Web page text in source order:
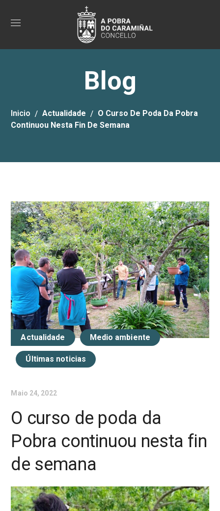
Blog
Inicio Actualidade
O Curso De Poda Da Pobra
Continuou Nesta Fin De Semana
Actualidade Medio ambiente
Últimas noticias
Maio 24, 2022
O curso de poda da
Pobra continuou nesta fin
de semana